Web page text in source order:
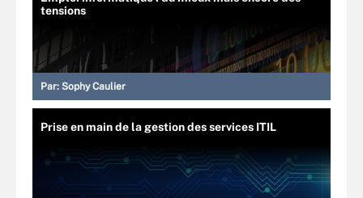
tensions
Par: Sophy Caulier
Prise en main de la gestion des services ITIL